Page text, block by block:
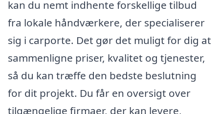
kan du nemt indhente forskellige tilbud
fra lokale håndværkere, der specialiserer
sig i carporte. Det gør det muligt for dig at
sammenligne priser, kvalitet og tjenester,
så du kan træffe den bedste beslutning
for dit projekt. Du får en oversigt over
tilgængelige firmaer, der kan levere,